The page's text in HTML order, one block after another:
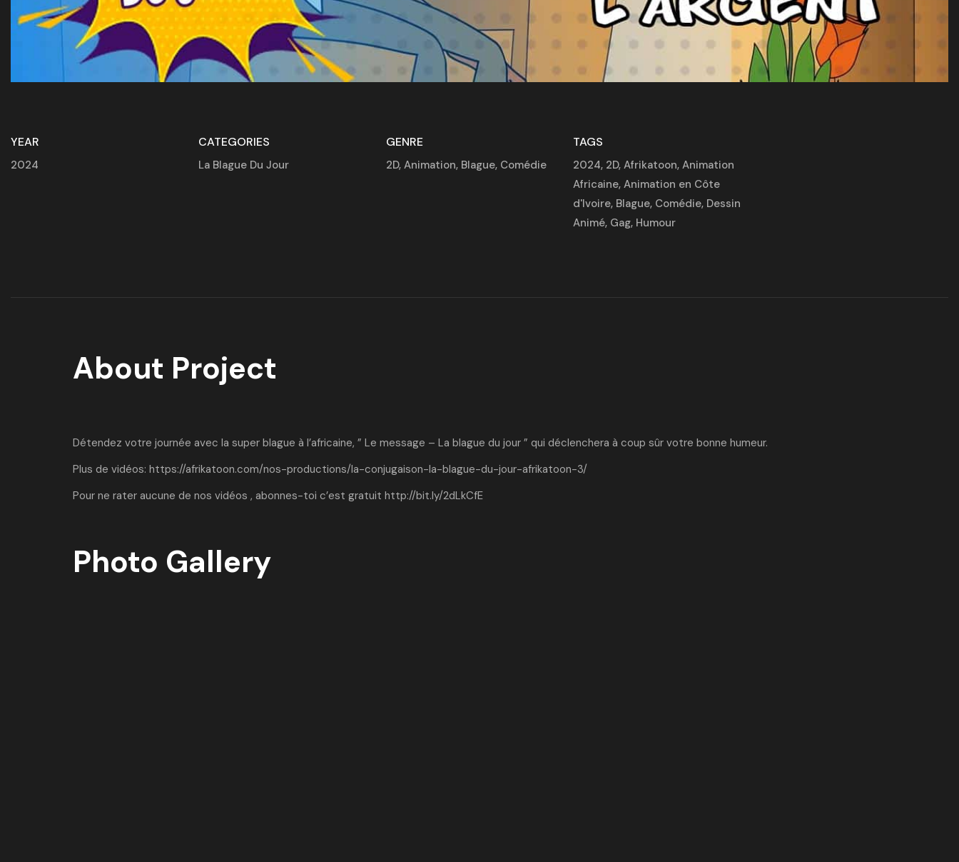
YEAR
2024
CATEGORIES
La Blague Du Jour
GENRE
2D, Animation, Blague, Comédie
TAGS
2024, 2D,Afrikatoon,Animation
Africaine,Animation en Côte
d'Ivoire, Blague, Comédie, Dessin
Animé, Gag, Humour
About Project
Détendez votre journée avec la super blague à l’africaine, ” Le message – La blague du jour ” qui déclenchera à coup sûr votre bonne humeur.
Plus de vidéos: https://afrikatoon.com/nos-productions/la-conjugaison-la-blague-du-jour-afrikatoon-3/
Pour ne rater aucune de nos vidéos , abonnes-toi c’est gratuit http://bit.ly/2dLkCfE
Photo Gallery